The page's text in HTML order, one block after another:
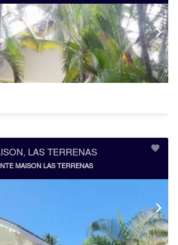
LAS TERRENAS
MAISON LAS TERRENAS